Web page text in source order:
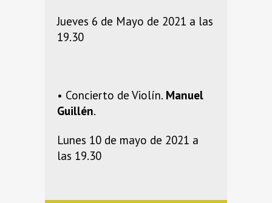
Jueves 6 de Mayo de 2021 a las
19.30
• Concierto de Violín. Manuel
Guillén.
Lunes 10 de mayo de 2021 a
las 19.30